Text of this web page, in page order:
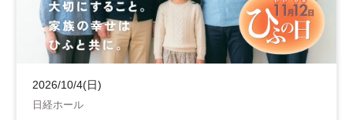
2026/10/4(日)
日経ホール